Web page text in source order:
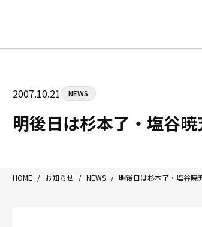
Tel/Fax：042-622-7222
2007.10.21 NEWS
明後日は杉本了・塩谷
HOME / お知らせ / NEWS / 明後日は杉本了・塩谷暁